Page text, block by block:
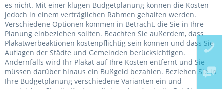
es nicht. Mit einer klugen Budgetplanung können die Kosten
jedoch in einem verträglichen Rahmen gehalten werden.
Verschiedene Optionen kommen in Betracht, die Sie in Ihre
Planung einbeziehen sollten. Beachten Sie außerdem, dass
Plakatwerbeaktionen kostenpflichtig sein können und dass Sie
Auflagen der Städte und Gemeinden berücksichtigen.
Andernfalls wird Ihr Plakat auf Ihre Kosten entfernt und Sie
müssen darüber hinaus ein Bußgeld bezahlen. Beziehen Sie in
Ihre Budgetplanung verschiedene Varianten ein und